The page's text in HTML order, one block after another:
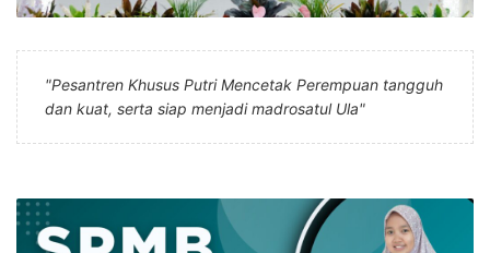
"Pesantren Khusus Putri Mencetak Perempuan tangguh
dan kuat, serta siap menjadi madrosatul Ula"